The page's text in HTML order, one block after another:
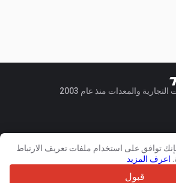
والمعدات منذ عام 2003
توافق على استخدام ملفات تعريف الارتباط
اعرف المزيد
قبول